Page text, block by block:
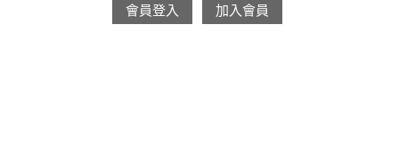
會員登入 加入會員